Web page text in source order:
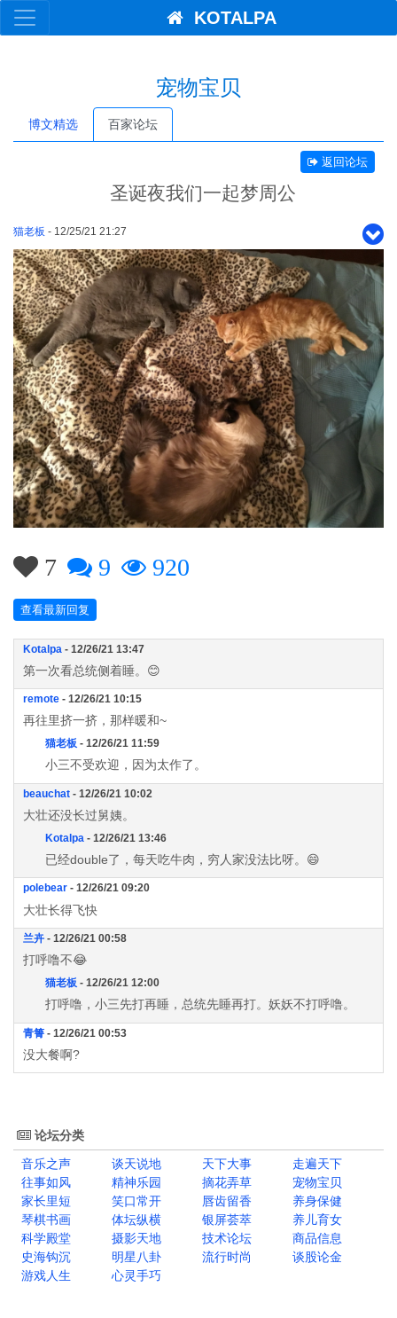
KOTALPA
宠物宝贝
博文精选 百家论坛
返回论坛
圣诞夜我们一起梦周公
猫老板 - 12/25/21 21:27
7 9 920
查看最新回复
Kotalpa - 12/26/21 13:47
第一次看总统侧着睡。😊
remote - 12/26/21 10:15
再往里挤一挤，那样暖和~
猫老板 - 12/26/21 11:59
小三不受欢迎，因为太作了。
beauchat - 12/26/21 10:02
大壮还没长过舅姨。
Kotalpa - 12/26/21 13:46
已经double了，每天吃牛肉，穷人家没法比呀。😄
polebear - 12/26/21 09:20
大壮长得飞快
兰卉 - 12/26/21 00:58
打呼噜不😂
猫老板 - 12/26/21 12:00
打呼噜，小三先打再睡，总统先睡再打。妖妖不打呼噜。
青箐 - 12/26/21 00:53
没大餐啊?
论坛分类
音乐之声
谈天说地 天下大事
走遍天下
往事如风
精神乐园 摘花弄草
宠物宝贝
家长里短
笑口常开 唇齿留香
养身保健
琴棋书画
体坛纵横 银屏荟萃
养儿育女
科学殿堂
摄影天地 技术论坛
商品信息
史海钩沉
明星八卦 流行时尚
谈股论金
游戏人生
心灵手巧